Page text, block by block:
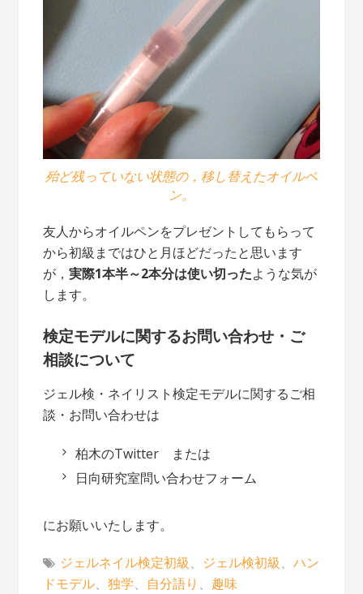
殆ど残っていない状態の，移し替えたオイルペ
ン。
友人からオイルペンをプレゼントしてもらって
から初級まではひと月ほどだったと思います
が，実際1本半～2本分は使い切ったような気が
します。
検定モデルに関するお問い合わせ・ご
相談について
ジェル検・ネイリスト検定モデルに関するご相
談・お問い合わせは
柏木のTwitter または
日向研究室問い合わせフォーム
にお願いいたします。
ジェルネイル検定初級、 ジェル検初級、ハン
ドモデル、独学、 自分語り 、 趣味